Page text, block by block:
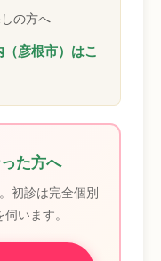
の方へ
彦根市）はこ
た方へ
初診は完全個別
います。